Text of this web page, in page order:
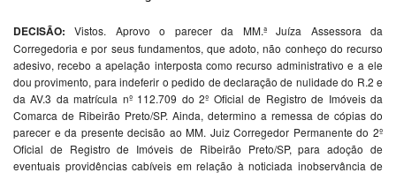
DECISÃO:Vistos. Aprovo o parecer da MM.ª Juíza Assessora da
Corregedoria e por seus fundamentos, que adoto, não conheço do recurso
adesivo, recebo a apelação interposta como recurso administrativo e a ele
dou provimento, para indeferir o pedido de declaração de nulidade do R.2 e
da AV.3 da matrícula nº 112.709 do 2º Oficial de Registro de Imóveis da
Comarca de Ribeirão Preto/SP. Ainda, determino a remessa de cópias do
parecer e da presente decisão ao MM. Juiz Corregedor Permanente do 2º
Oficial de Registro de Imóveis de Ribeirão Preto/SP, para adoção de
eventuais providências cabíveis em relação à noticiada inobservância de